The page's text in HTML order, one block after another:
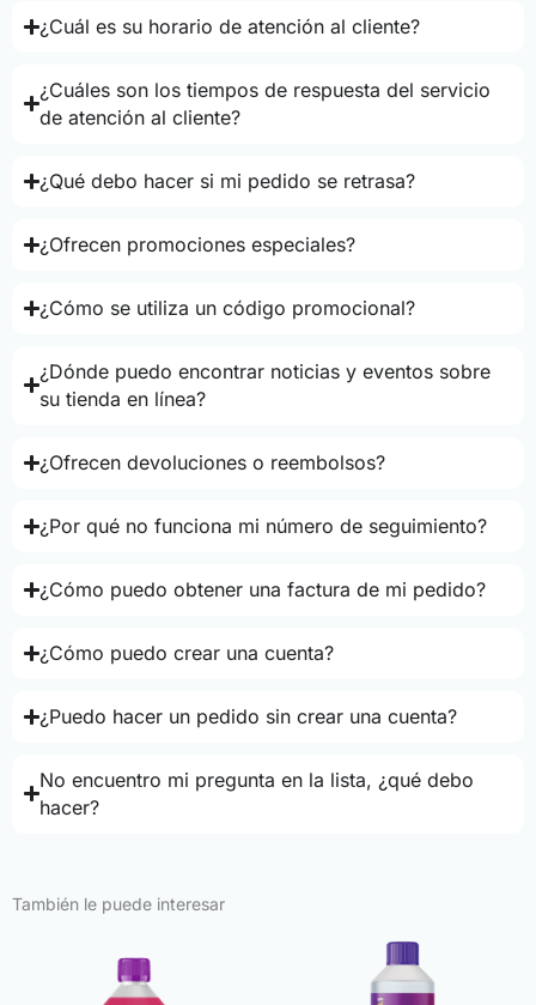
¿Cuál es su horario de atención al cliente?
¿Cuáles son los tiempos de respuesta del servicio
de atención al cliente?
¿Qué debo hacer si mi pedido se retrasa?
¿Ofrecen promociones especiales?
¿Cómo se utiliza un código promocional?
¿Dónde puedo encontrar noticias y eventos sobre
su tienda en línea?
¿Ofrecen devoluciones o reembolsos?
¿Por qué no funciona mi número de seguimiento?
¿Cómo puedo obtener una factura de mi pedido?
¿Cómo puedo crear una cuenta?
¿Puedo hacer un pedido sin crear una cuenta?
No encuentro mi pregunta en la lista, ¿qué debo
hacer?
También le puede interesar